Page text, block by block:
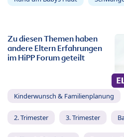
Zu diesen Themen haben
andere Eltern Erfahrungen
im HiPP Forum geteilt
Kinderwunsch & Familienplanung
2. Trimester 3. Trimester